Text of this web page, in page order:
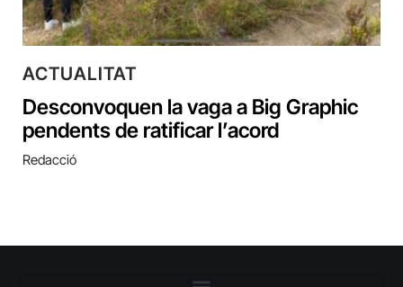
ACTUALITAT
Desconvoquen la vaga a Big Graphic
pendents de ratificar l’acord
Redacció